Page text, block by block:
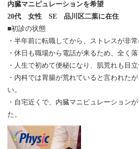
内臓マニピュレーションを希望
20代 女性 SE 品川区二葉に在住
■初診の状態
・半年前に転職してから、ストレスが非常
・休日も職場から電話が来るため、全く落
・人生で初めて便秘になり、肌荒れも目立
・内科では胃腸が荒れていると言われた
い。
・自宅近くで、内臓マニピュレーション
た。